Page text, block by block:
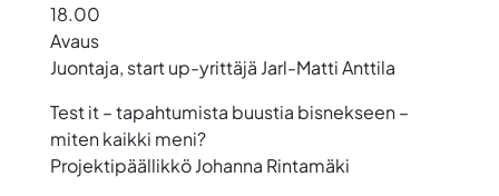
18.00
Avaus
Juontaja, start up-yrittäjä Jarl-Matti Anttila
Test it – tapahtumista buustia bisnekseen –
miten kaikki meni?
ProjektipäällikköJohanna Rintamäki